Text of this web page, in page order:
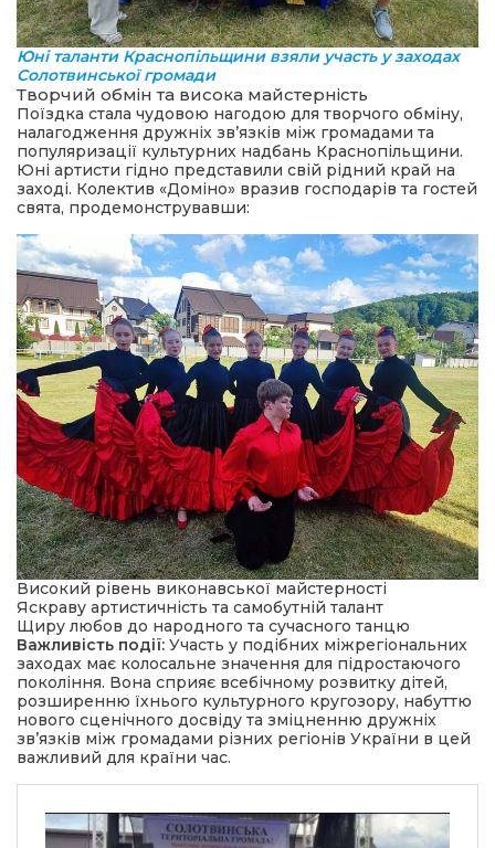
Юні таланти Краснопільщини взяли участь у заходах
Солотвинської громади
Творчий обмін та висока майстерність
Поїздка стала чудовою нагодою для творчого обміну,
налагодження дружніх зв’язків між громадами та
популяризації культурних надбань Краснопільщини.
Юні артисти гідно представили свій рідний край на
заході. Колектив «Доміно» вразив господарів та гостей
свята, продемонструвавши:
Високий рівень виконавської майстерності
Яскраву артистичність та самобутній талант
Щиру любов до народного та сучасного танцю
Важливість події: Участь у подібних міжрегіональних
заходах має колосальне значення для підростаючого
покоління. Вона сприяє всебічному розвитку дітей,
розширенню їхнього культурного кругозору, набуттю
нового сценічного досвіду та зміцненню дружніх
зв’язків між громадами різних регіонів України в цей
важливий для країни час.